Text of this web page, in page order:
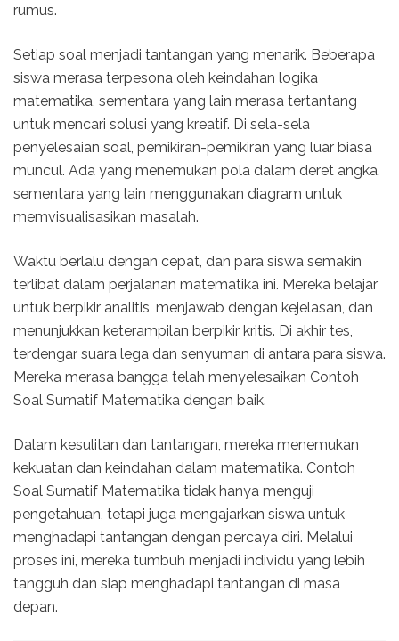
rumus.
Setiap soal menjadi tantangan yang menarik. Beberapa
siswa merasa terpesona oleh keindahan logika
matematika, sementara yang lain merasa tertantang
untuk mencari solusi yang kreatif. Di sela-sela
penyelesaian soal, pemikiran-pemikiran yang luar biasa
muncul. Ada yang menemukan pola dalam deret angka,
sementara yang lain menggunakan diagram untuk
memvisualisasikan masalah.
Waktu berlalu dengan cepat, dan para siswa semakin
terlibat dalam perjalanan matematika ini. Mereka belajar
untuk berpikir analitis, menjawab dengan kejelasan, dan
menunjukkan keterampilan berpikir kritis. Di akhir tes,
terdengar suara lega dan senyuman di antara para siswa.
Mereka merasa bangga telah menyelesaikan Contoh
Soal Sumatif Matematika dengan baik.
Dalam kesulitan dan tantangan, mereka menemukan
kekuatan dan keindahan dalam matematika. Contoh
Soal Sumatif Matematika tidak hanya menguji
pengetahuan, tetapi juga mengajarkan siswa untuk
menghadapi tantangan dengan percaya diri. Melalui
proses ini, mereka tumbuh menjadi individu yang lebih
tangguh dan siap menghadapi tantangan di masa
depan.